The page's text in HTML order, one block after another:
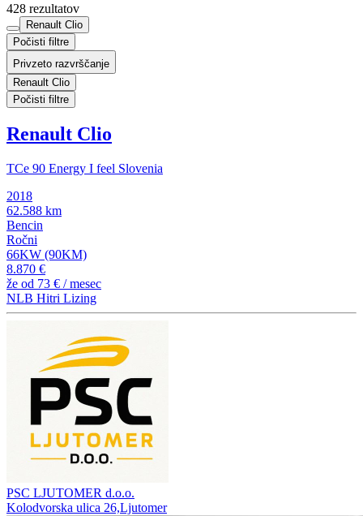
428 rezultatov
Renault Clio
Počisti filtre
Privzeto razvrščanje
Renault Clio
Počisti filtre
Renault Clio
TCe 90 Energy I feel Slovenia
2018
62.588 km
Bencin
Ročni
66KW (90KM)
8.870 €
že od 73 € / mesec
NLB Hitri Lizing
PSC LJUTOMER d.o.o.
Kolodvorska ulica 26,Ljutomer